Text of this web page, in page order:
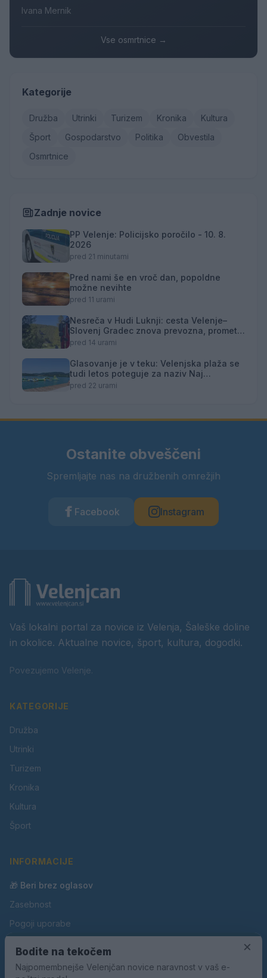
Ivana Mernik
Vse osmrtnice →
Kategorije
Družba Utrinki Turizem Kronika
Kultura
Šport
Gospodarstvo Politika
Obvestila
Osmrtnice
Zadnje novice
PP Velenje: Policijsko poročilo - 10. 8.
2026
pred 21 minutami
Pred nami še en vroč dan, popoldne
možne nevihte
pred 11 urami
Nesreča v Hudi Luknji: cesta Velenje–
Slovenj Gradec znova prevozna, promet
izmenično enosmeren
pred 14 urami
Glasovanje je v teku: Velenjska plaža se
tudi letos poteguje za naziv Naj
kopališče
pred 22 urami
Ostanite obveščeni
Spremljajte nas na družbenih omrežjih
Facebook Instagram
Vaš lokalni portal za novice iz Velenja, Šaleške doline
in okolice. Aktualne novice, šport, kultura, dogodki.
Povezujemo Velenje.
KATEGORIJE
Družba
Utrinki
Turizem
Kronika
Kultura
Šport
INFORMACIJE
🎁 Beri brez oglasov
Zasebnost
Pogoji uporabe
Oglaševanje
×
Bodite na tekočem
Najpomembnejše Velenjčan novice naravnost v vaš e-